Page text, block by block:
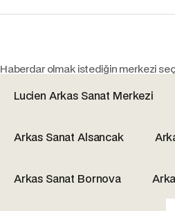
Haberdar olmak istediğin merkezi
Lucien Arkas Sanat Merkezi
Arkas Sanat Alsancak
Arkas Sanat Bornova